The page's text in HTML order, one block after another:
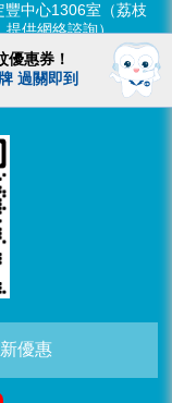
中心1306室（荔枝
提供網絡諮詢）
免費，3D數字掃描免
服務。
優惠
優惠券！
過關即到